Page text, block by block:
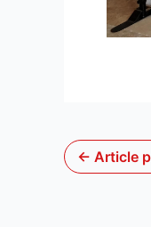
← Article